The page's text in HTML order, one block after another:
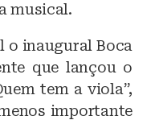
musical.
o inaugural Boca
que lançou o
tem a viola”,
importante